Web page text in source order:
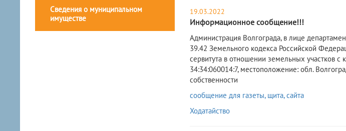
Сведения о муниципальном
имуществе
19.03.2022
Информационное сообщение!!!
Администрация Волгограда, в лице
39.42 Земельного кодекса Российской
сервитута в отношении земельных участков
34:34:060014:7, местоположение: обл.
собственности
сообщение для газеты, щита, сайта
Ходатайство